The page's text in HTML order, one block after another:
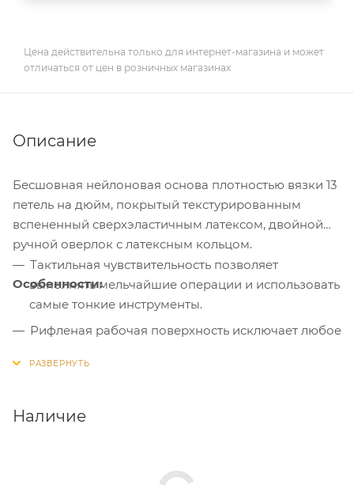
Цена действительна только для интернет-магазина и может
отличаться от цен в розничных магазинах
Описание
Бесшовная нейлоновая основа плотностью вязки 13
петель на дюйм, покрытый текстурированным
вспененный сверхэластичным латексом, двойной
ручной оверлок с латексным кольцом.
Особенности:
Тактильная чувствительность позволяет
выполнять мельчайшие операции и использовать
самые тонкие инструменты.
Рифленая рабочая поверхность исключает любое
Наличие